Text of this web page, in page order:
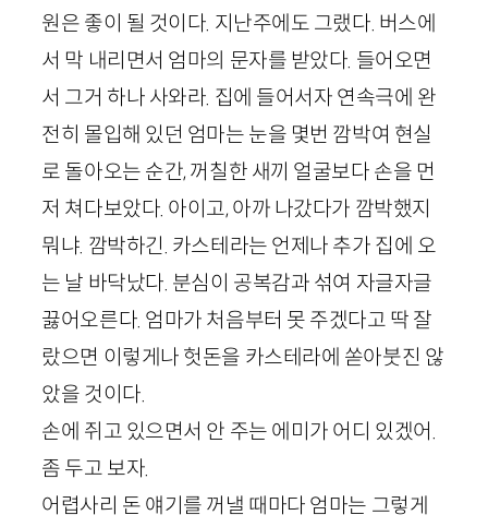
원은 좋이 될 것이다. 지난주에도 그랬다. 버스에
서 막 내리면서 엄마의 문자를 받았다. 들어오면
서 그거 하나 사와라. 집에 들어서자 연속극에 완
전히 몰입해 있던 엄마는 눈을 몇번 깜박여 현실
로 돌아오는 순간, 꺼칠한 새끼 얼굴보다 손을 먼
저 쳐다보았다. 아이고, 아까 나갔다가 깜박했지
뭐냐. 깜박하긴. 카스테라는 언제나 추가 집에 오
는 날 바닥났다. 분심이 공복감과 섞여 자글자글
끓어오른다. 엄마가 처음부터 못 주겠다고 딱 잘
랐으면 이렇게나 헛돈을 카스테라에 쏟아붓진 않
았을 것이다.
손에 쥐고 있으면서 안 주는 에미가 어디 있겠어.
좀 두고 보자.
어렵사리 돈 얘기를 꺼낼 때마다 엄마는 그렇게